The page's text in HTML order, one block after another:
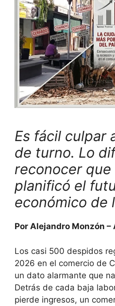
Es fácil culpar
de turno. Lo
reconocer que
planificó el
económico de
Por Alejandro Monzón
Los casi 500 despidos
2026 en el comercio de
un dato alarmante que
Detrás de cada baja
pierde ingresos, un